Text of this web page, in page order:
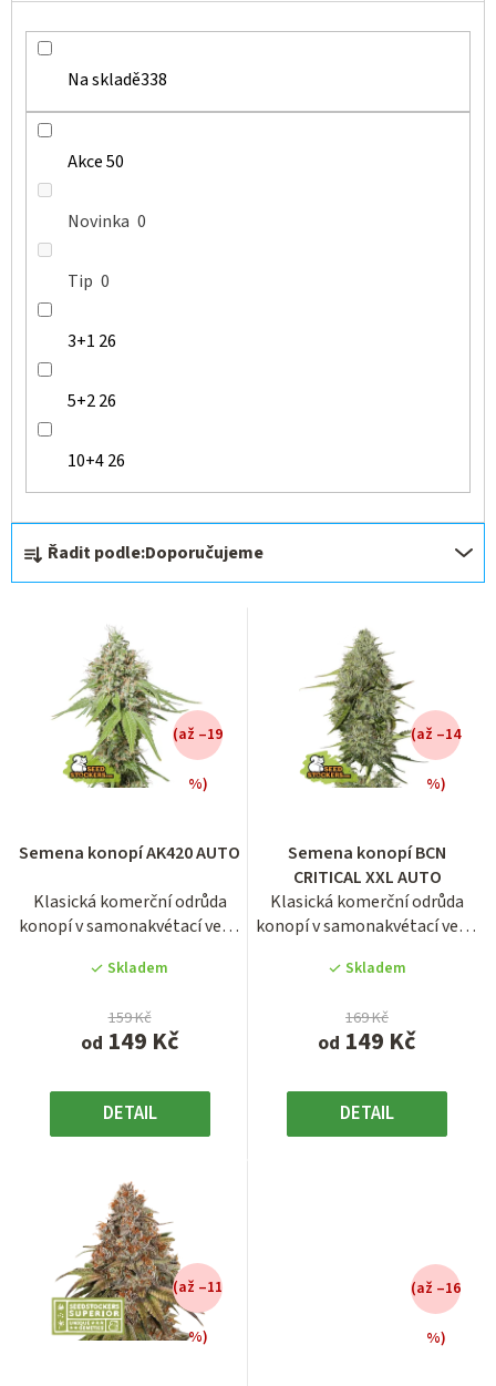
Ř
a
d
k
Řadit podle:Doporučujeme
Na skladě338
Akce50
Novinka 0
Tip 0
3+1 26
5+226
10+426
Semena konopí AK420 AUTO
Klasická komerční odrůda
konopí v samonakvétací verzi
Skladem
od 149 Kč
159 Kč
(až –19
%)
DETAIL
produktu
3,8
z
hvězdiček.
Semena konopí BCN
CRITICAL XXL AUTO
Klasická komerční odrůda
konopí v samonakvétací verzi
Skladem
od 149 Kč
169 Kč
(až –14
%)
DETAIL
produktu
je
3,8
z
hvězdiček.
(až –11
%)
(až –16
%)